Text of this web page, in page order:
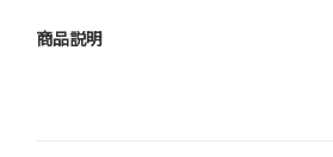
商品説明